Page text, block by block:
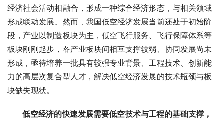
经济社会活动相融合，形成一种综合经济形态，与相关领域
形成联动发展。然而，我国低空经济发展当前还处于初始阶
段，产业以制造板块为主，低空飞行服务、飞行保障体系等
板块刚刚起步，各产业板块间相互支撑较弱、协同发展尚未
形成，亟待培养一批具有较强专业背景、工程技术、创新能
力的高层次复合型人才，解决低空经济发展的技术瓶颈与板
块缺失现状。
低空经济的快速发展需要低空技术与工程的基础支撑，